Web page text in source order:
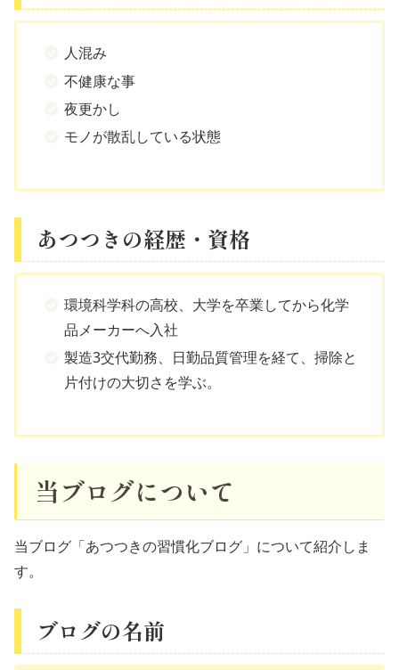
人混み
不健康な事
夜更かし
モノが散乱している状態
あつつきの経歴・資格
環境科学科の高校、大学を卒業してから化学
品メーカーへ入社
製造3交代勤務、日勤品質管理を経て、掃除と
片付けの大切さを学ぶ。
当ブログについて
当ブログ「あつつきの習慣化ブログ」について紹介しま
す。
ブログの名前